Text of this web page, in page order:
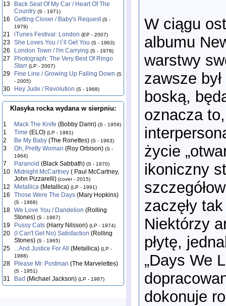
13
Back Seat Of My Car / Heart Of The
Country (S - 1971)
16 Getting Closer / Baby's Request (S -
1979)
21 iTunes Festival: London (EP - 2007)
23 She Loves You / I`ll Get You (S - 1963)
26 London Town / I'm Carrying (S - 1978)
27
Photograph: The Very Best Of Ringo
Starr (LP - 2007)
29 Fine Line / Growing Up Falling Down (S
- 2005)
30 Hey Jude / Revolution (S - 1968)
Klasyka rocka wydana w sierpniu:
1 Mack The Knife (Bobby Darin) (S - 1959)
1 Time (ELO) (LP - 1981)
2 Be My Baby (The Ronettes) (S - 1963)
3 Oh, Pretty Woman (Roy Orbison) (S -
1964)
7 Paranoid (Black Sabbath) (S - 1970)
10 Midnight McCartney ( Paul McCartney,
John Pizzarelli) (cover - 2015)
12 Metallica (Metallica) (LP - 1991)
16 Those Were The Days (Mary Hopkins)
(S - 1968)
18 We Love You / Dandelion (Rolling
Stones) (S - 1967)
19 Pussy Cats (Harry Nilsson) (LP - 1974)
20 (I Can't Get No) Satisfaction (Rolling
Stones) (S - 1965)
25 ...And Justice For All (Metallica) (LP -
1988)
28 Please Mr. Postman (The Marvelettes)
(S - 1951)
31 Bad (Michael Jackson) (LP - 1987)
W ciągu
albumu
warstwy
zawsze
boską,
oznacza
życie
ikoniczny
zaczęły
Niektórzy
płytę,
„Days We
dokonuje